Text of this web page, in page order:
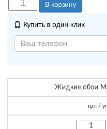
В корзину
Купить в один клик
Жидкие обои
грн /